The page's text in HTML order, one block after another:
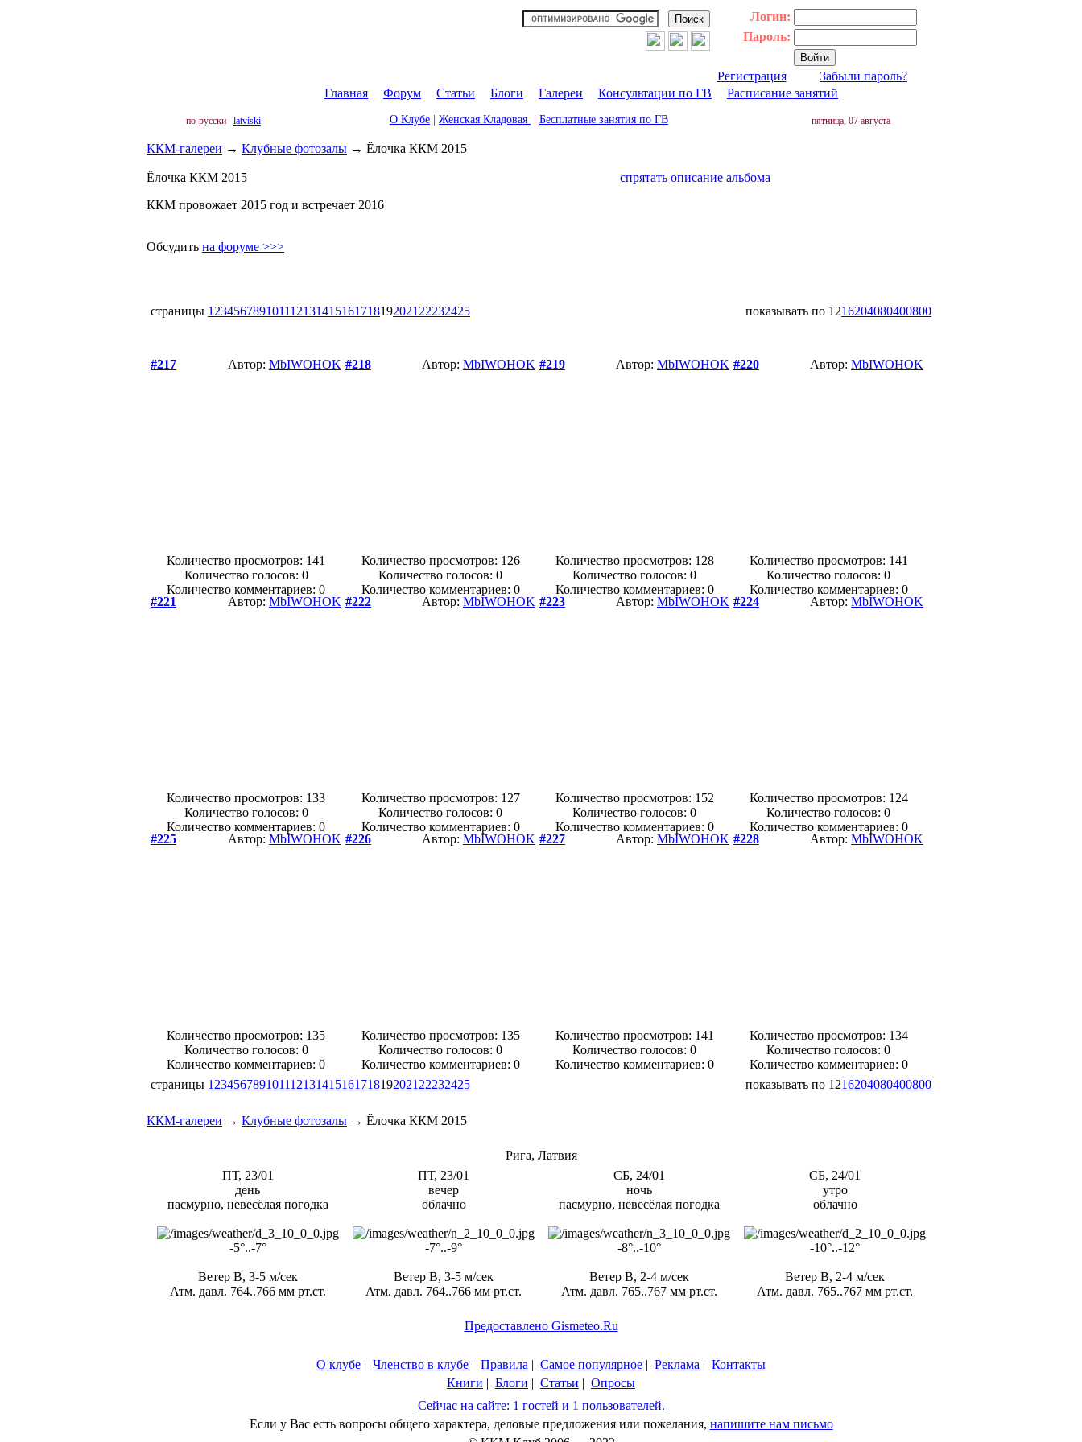
Логин:
Пароль:
Регистрация
Забыли пароль?
Главная
Форум Статьи Блоги Галереи Консультации по ГВ Расписание занятий
по-русски latviski О Клубе Женская Кладовая Бесплатные занятия по ГВ пятница, 07 августа
ККМ-галереи → Клубные фотозалы → Ёлочка ККМ 2015
Ёлочка ККМ 2015
спрятать описание альбома
ККМ провожает 2015 год и встречает 2016
Обсудить на форуме >>>
страницы 1 23456789101112131415161718192021 22232425 показывать по 1216204080400800
#217 Автор: MbIWOHOK
Количество просмотров: 141
Количество голосов: 0
Количество комментариев: 0
#218 Автор: MbIWOHOK
Количество просмотров: 126
Количество голосов: 0
Количество комментариев: 0
#219 Автор: MbIWOHOK
Количество просмотров: 128
Количество голосов: 0
Количество комментариев: 0
#220 Автор: MbIWOHOK
Количество просмотров: 141
Количество голосов: 0
Количество комментариев: 0
#221
Автор: MbIWOHOK
Количество просмотров: 133
Количество голосов: 0
Количество комментариев: 0
#222 Автор: MbIWOHOK
Количество просмотров: 127
Количество голосов: 0
Количество комментариев: 0
#223 Автор: MbIWOHOK
Количество просмотров: 152
Количество голосов: 0
Количество комментариев: 0
#224 Автор: MbIWOHOK
Количество просмотров: 124
Количество голосов: 0
Количество комментариев: 0
#225
Автор: MbIWOHOK
Количество просмотров: 135
Количество голосов: 0
Количество комментариев: 0
#226 Автор: MbIWOHOK
Количество просмотров: 135
Количество голосов: 0
Количество комментариев: 0
#227 Автор: MbIWOHOK
Количество просмотров: 141
Количество голосов: 0
Количество комментариев: 0
#228 Автор: MbIWOHOK
Количество просмотров: 134
Количество голосов: 0
Количество комментариев: 0
страницы 1 23456789101112131415161718192021 22232425 показывать по 1216204080400800
ККМ-галереи → Клубные фотозалы → Ёлочка ККМ 2015
Рига, Латвия
ПТ, 23/01
день
пасмурно, невесёлая погодка
-5°..-7°
Ветер В, 3-5 м/сек
Атм. давл. 764..766 мм рт.ст.
ПТ, 23/01
вечер
облачно
-7°..-9°
Ветер В, 3-5 м/сек
Атм. давл. 764..766 мм рт.ст.
СБ, 24/01
ночь
пасмурно, невесёлая погодка
-8°..-10°
Ветер В, 2-4 м/сек
Атм. давл. 765..767 мм рт.ст.
СБ, 24/01
утро
облачно
-10°..-12°
Ветер В, 2-4 м/сек
Атм. давл. 765..767 мм рт.ст.
Предоставлено Gismeteo.Ru
О клубе | Членство в клубе | Правила | Самое популярное | Реклама | Контакты
Книги | Блоги | Статьи | Опросы
Сейчас на сайте: 1 гостей и 1 пользователей.
Если у Вас есть вопросы общего характера, деловые предложения или пожелания, напишите нам письмо